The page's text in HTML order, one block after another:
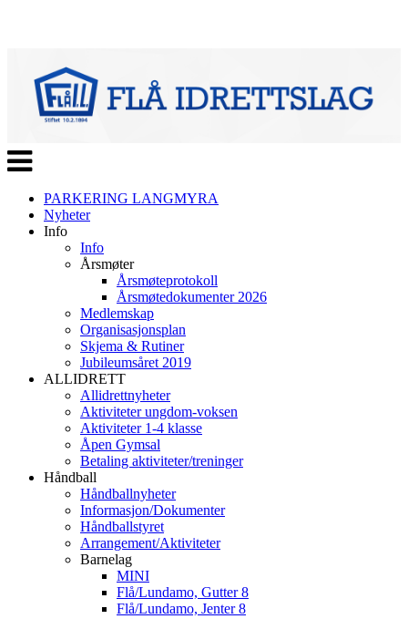
Veksle
navigasjon
PARKERING LANGMYRA
Nyheter
Info
Info
Årsmøter
Årsmøteprotokoll
Årsmøtedokumenter 2026
Medlemskap
Organisasjonsplan
Skjema & Rutiner
Jubileumsåret 2019
ALLIDRETT
Allidrettnyheter
Aktiviteter ungdom-voksen
Aktiviteter 1-4 klasse
Åpen Gymsal
Betaling aktiviteter/treninger
Håndball
Håndballnyheter
Informasjon/Dokumenter
Håndballstyret
Arrangement/Aktiviteter
Barnelag
MINI
Flå/Lundamo, Gutter 8
Flå/Lundamo, Jenter 8